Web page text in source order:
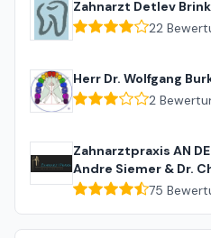
Zahnarzt Detlev
22
Herr Dr. Wolfgang
2
Zahnarztpraxis AN
Andre Siemer & Dr.
75